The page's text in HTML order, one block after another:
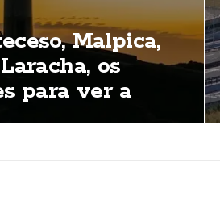
Malpica,
os
para ver a
Costa da